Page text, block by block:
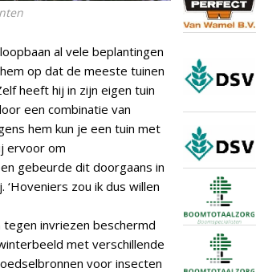
al vele beplantingen
op dat de meeste tuinen
heeft hij in zijn eigen tuin
een combinatie van
hem kun je een tuin met
ervoor om
gebeurde dit doorgaans in
zou ik dus willen
invriezen beschermd
met verschillende
voor insecten